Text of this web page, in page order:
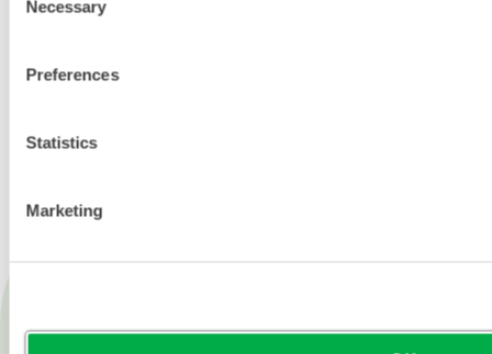
Selection
Necessary
Preferences
Statistics
Marketing